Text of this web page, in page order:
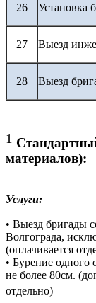
26 Установка
27 Выезд
28 Выезд
1
материалов):
Услуги:
• Выезд бригады
Волгограда,
(оплачивается
• Бурение одного
не более 80см.
отдельно)